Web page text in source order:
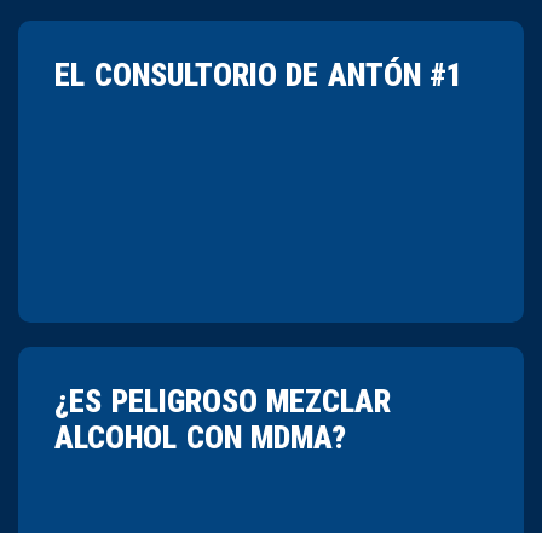
EL CONSULTORIO DE ANTÓN #1
¿ES PELIGROSO MEZCLAR
ALCOHOL CON MDMA?